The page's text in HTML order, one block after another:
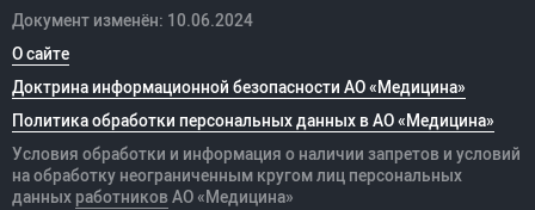
Документ изменён: 10.06.2024
О сайте
Доктрина информационной безопасности АО «Медицина»
Политика обработки персональных данных в АО «Медицина»
Условия обработки и информация о наличии запретов и условий
на обработку неограниченным кругом лиц персональных
данных работников АО «Медицина»